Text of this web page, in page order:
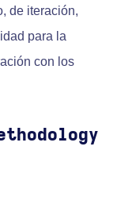
de iteración,
para la
con los